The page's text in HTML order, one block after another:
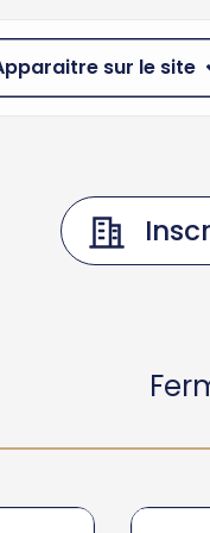
sur le site